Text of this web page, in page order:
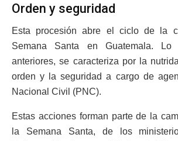
Orden y seguridad
Esta procesión abre el ciclo de la
Semana Santa en Guatemala.
anteriores, se caracteriza por la
orden y la seguridad a cargo de
Nacional Civil (PNC).
Estas acciones forman parte de la
la Semana Santa, de los